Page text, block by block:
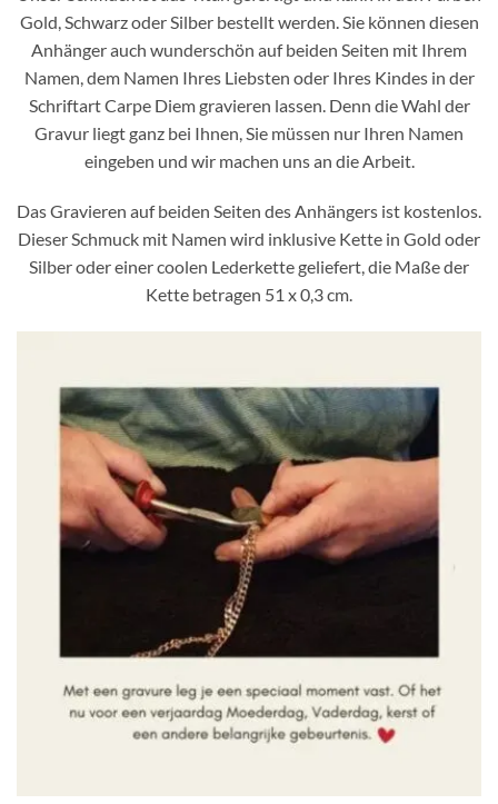
Gold, Schwarz oder Silber bestellt werden. Sie können diesen
Anhänger auch wunderschön auf beiden Seiten mit Ihrem
Namen, dem Namen Ihres Liebsten oder Ihres Kindes in der
Schriftart Carpe Diem gravieren lassen. Denn die Wahl der
Gravur liegt ganz bei Ihnen, Sie müssen nur Ihren Namen
eingeben und wir machen uns an die Arbeit.
Das Gravieren auf beiden Seiten des Anhängers ist kostenlos.
Dieser Schmuck mit Namen wird inklusive Kette in Gold oder
Silber oder einer coolen Lederkette geliefert, die Maße der
Kette betragen 51 x 0,3 cm.